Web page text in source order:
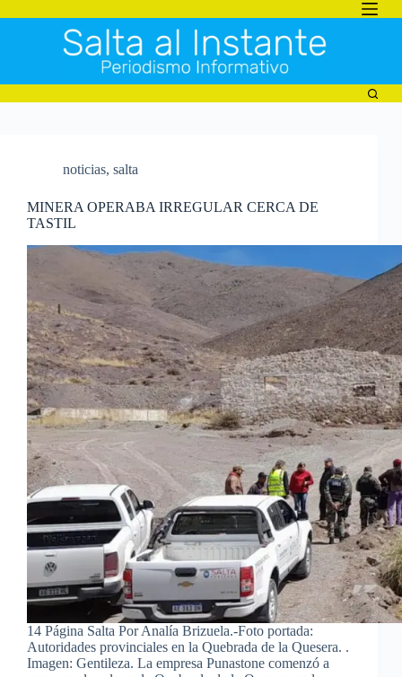
al
noticias, salta
MINERA OPERABA IRREGULAR CERCA DE
TASTIL
14 Página Salta Por Analía Brizuela.-Foto portada:
Autoridades provinciales en la Quebrada de la Quesera. .
Imagen: Gentileza. La empresa Punastone comenzó a